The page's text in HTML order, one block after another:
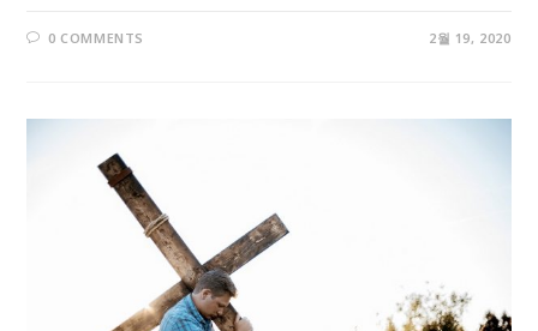
0 COMMENTS 2월 19, 2020